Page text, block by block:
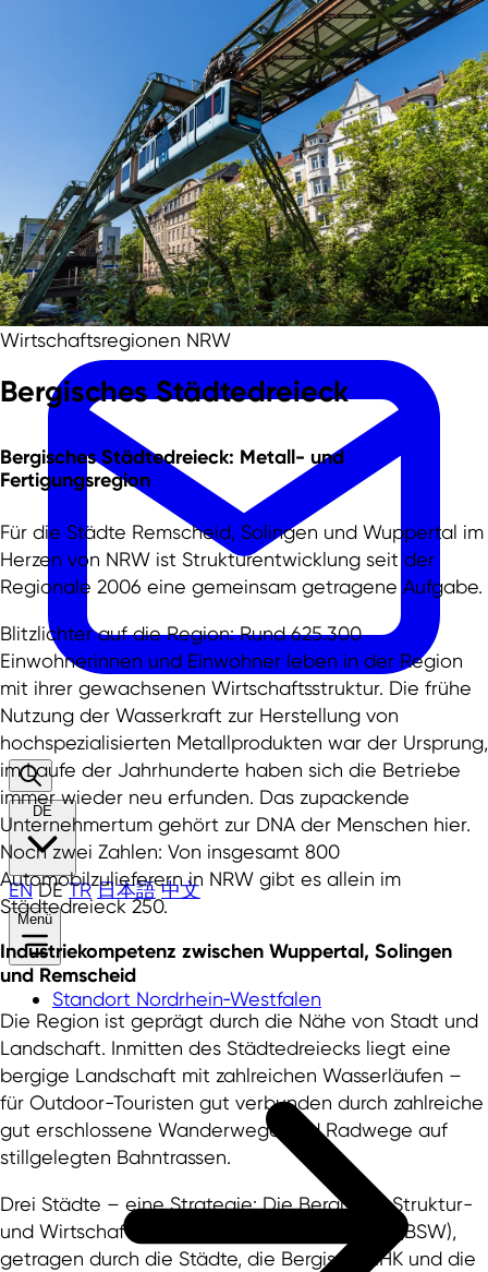
Zur Fußzeile springen
Team
DE
EN DE TR 日本語 中文
Menü
Standort Nordrhein‑Westfalen
Wirtschaftsregionen NRW
Bergisches Städtedreieck
Bergisches Städtedreieck: Metall- und
Fertigungsregion
Für die Städte Remscheid, Solingen und Wuppertal im
Herzen von NRW ist Strukturentwicklung seit der
Regionale 2006 eine gemeinsam getragene Aufgabe.
Blitzlichter auf die Region: Rund 625.300
Einwohnerinnen und Einwohner leben in der Region
mit ihrer gewachsenen Wirtschaftsstruktur. Die frühe
Nutzung der Wasserkraft zur Herstellung von
hochspezialisierten Metallprodukten war der Ursprung,
im Laufe der Jahrhunderte haben sich die Betriebe
immer wieder neu erfunden. Das zupackende
Unternehmertum gehört zur DNA der Menschen hier.
Noch zwei Zahlen: Von insgesamt 800
Automobilzulieferern in NRW gibt es allein im
Städtedreieck 250.
Industriekompetenz zwischen Wuppertal, Solingen
und Remscheid
Die Region ist geprägt durch die Nähe von Stadt und
Landschaft. Inmitten des Städtedreiecks liegt eine
bergige Landschaft mit zahlreichen Wasserläufen –
für Outdoor-Touristen gut verbunden durch zahlreiche
gut erschlossene Wanderwege und Radwege auf
stillgelegten Bahntrassen.
Drei Städte – eine Strategie: Die Bergische Struktur-
und Wirtschaftsförderungsgesellschaft mbH (BSW),
getragen durch die Städte, die Bergische IHK und die